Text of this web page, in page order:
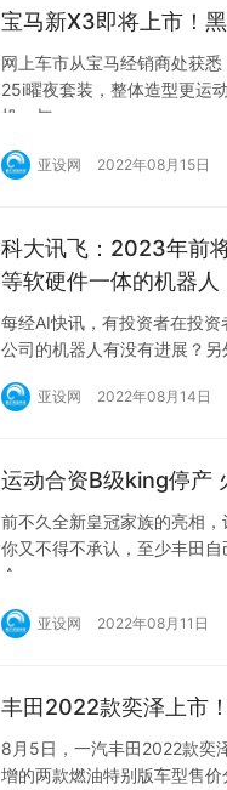
宝马新X3即将上市！
网上车市从宝马经销商处获
25i曜夜套装，整体造型更运
机，与
亚设网 2022年08月15日
科大讯飞：2023年前
等软硬件一体的机器人
每经AI快讯，有投资者在投
公司的机器人有没有进展？
亚设网 2022年08月14日
运动合资B级king停产
前不久全新皇冠家族的亮相
你又不得不承认，至少丰田
今
亚设网 2022年08月11日
丰田2022款奕泽上市
8月5日，一汽丰田2022款奕
增的两款燃油特别版车型售